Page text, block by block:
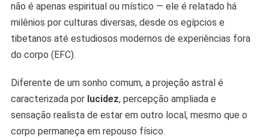
não é apenas espiritual ou místico — ele é relatado há
milênios por culturas diversas, desde os egípcios e
tibetanos até estudiosos modernos de experiências fora
do corpo (EFC).
Diferente de um sonho comum, a projeção astral é
caracterizada por lucidez, percepção ampliada e
sensação realista de estar em outro local, mesmo que o
corpo permaneça em repouso físico.